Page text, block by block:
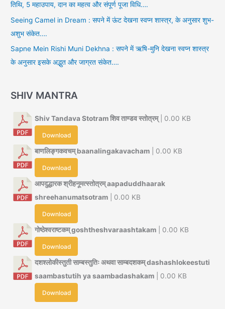
तिथि, 5 महाउपाय, दान का महत्व और संपूर्ण पूजा विधि….
Seeing Camel in Dream : सपने में ऊंट देखना स्वप्न शास्त्र, के अनुसार शुभ-
अशुभ संकेत….
Sapne Mein Rishi Muni Dekhna : सपने में ऋषि-मुनि देखना स्वप्न शास्त्र
के अनुसार इसके अद्भुत और जाग्रत संकेत….
SHIV MANTRA
Shiv Tandava Stotram शिव ताण्डव स्तोत्रम्| 0.00 KB
Download
बाणलिङ्गकवचम् baanalingakavacham | 0.00 KB
Download
आपदुद्धारक श्रीहनूमत्स्तोत्रम् aapaduddhaarak
shreehanumatsotram | 0.00 KB
Download
गोष्ठेश्वराष्टकम् goshtheshvaraashtakam | 0.00 KB
Download
दशश्लोकीस्तुती साम्बस्तुतिः अथवा साम्बदशकम् dashashlokeestuti
saambastutih ya saambadashakam | 0.00 KB
Download